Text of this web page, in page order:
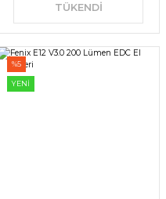
TÜKENDİ
%5
YENİ